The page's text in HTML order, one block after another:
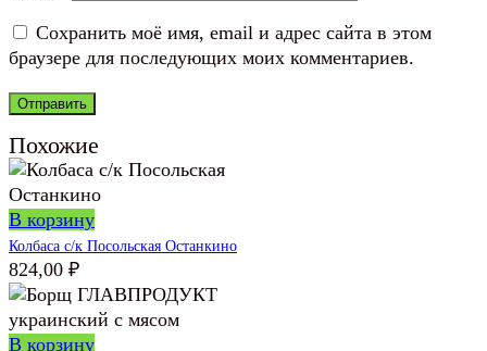
Сохранить моё имя, email и адрес сайта в этом
браузере для последующих моих комментариев.
Похожие
В корзину
Колбаса с/к Посольская Останкино
824,00 ₽
В корзину